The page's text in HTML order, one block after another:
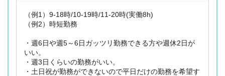
（例1）9-18時/10-19時/11-20時(実働8h)
（例2）時短勤務
・週6日や週5～6日ガッツリ勤務できる方や週休2日が
いい。
・週3日くらいの勤務がいい。
・土日祝が勤務ができないので平日だけの勤務を希望す